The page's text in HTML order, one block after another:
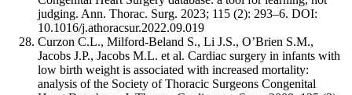
judging. Ann. Thorac. Surg. 2023; 115 (2): 293–6. DOI:
10.1016/j.athoracsur.2022.09.019
Curzon C.L., Milford-Beland S., Li J.S., O’Brien S.M.,
Jacobs J.P., Jacobs M.L. et al. Cardiac surgery in infants with
low birth weight is associated with increased mortality:
analysis of the Society of Thoracic Surgeons Congenital